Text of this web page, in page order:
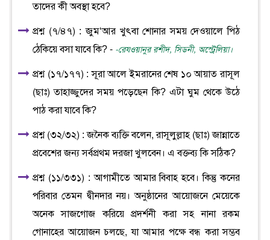
তাদের কী অবস্থা হবে?
প্রশ্ন (৭/৪৭) : জুম‘আর খুৎবা শোনার সময় দেওয়ালে পিঠ
ঠেকিয়ে বসা যাবে কি? - -রেযওয়ানুর রশীদ, সিডনী, অস্ট্রেলিয়া।
প্রশ্ন (১৭/১৭৭) : সূরা আলে ইমরানের শেষ ১০ আয়াত রাসূল
(ছাঃ) তাহাজ্জুদের সময় পড়েছেন কি? এটা ঘুম থেকে উঠে
পাঠ করা যাবে কি?
প্রশ্ন (৩২/৩২) : জনৈক ব্যক্তি বলেন, রাসূলুল্লাহ (ছাঃ) জান্নাতে
প্রবেশের জন্য সর্বপ্রথম দরজা খুলবেন। এ বক্তব্য কি সঠিক?
প্রশ্ন (১১/৩৩১) : আগামীতে আমার বিবাহ হবে। কিন্তু কনের
পরিবার তেমন দ্বীনদার নয়। অনুষ্ঠানের আয়োজনে মেয়েকে
অনেক সাজগোজ করিয়ে প্রদর্শনী করা সহ নানা রকম
গোনাহের আয়োজন চলছে, যা আমার পক্ষে বন্ধ করা সম্ভব